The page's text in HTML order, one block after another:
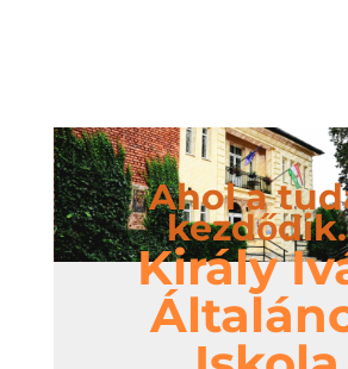
Ahol a
Király